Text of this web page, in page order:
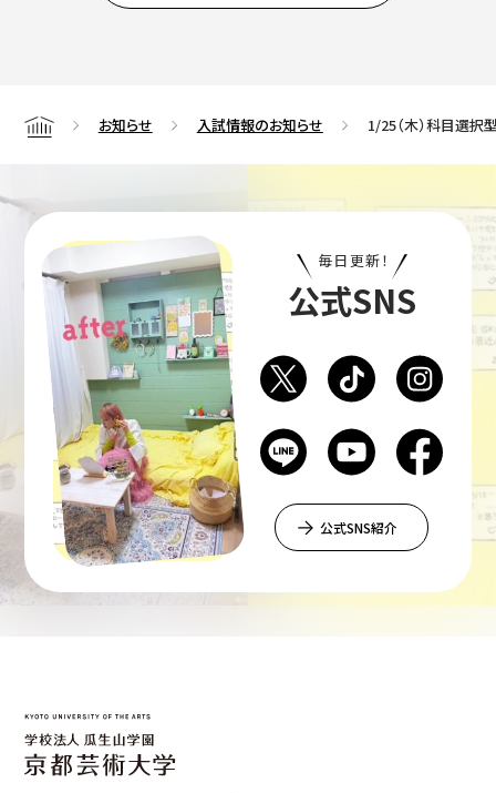
Home お知らせ 入試情報のお知らせ 1/25（木）科目選
毎日更新！
公式SNS
公式SNS紹介